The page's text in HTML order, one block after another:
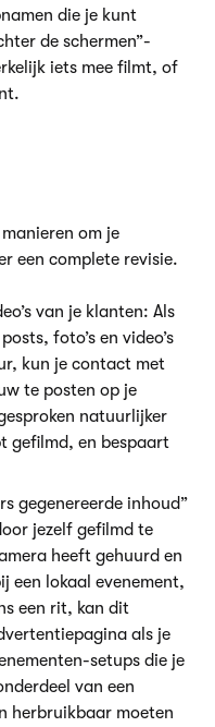
die je kunt
de schermen”-
iets mee filmt, of
om je
een complete revisie.
van je klanten: Als
foto’s en video’s
kun je contact met
te posten op je
natuurlijker
gefilmd, en bespaart
gegenereerde inhoud”
jezelf gefilmd te
heeft gehuurd en
een lokaal evenement,
een rit, kan dit
als je
setups die je
van een
herbruikbaar moeten